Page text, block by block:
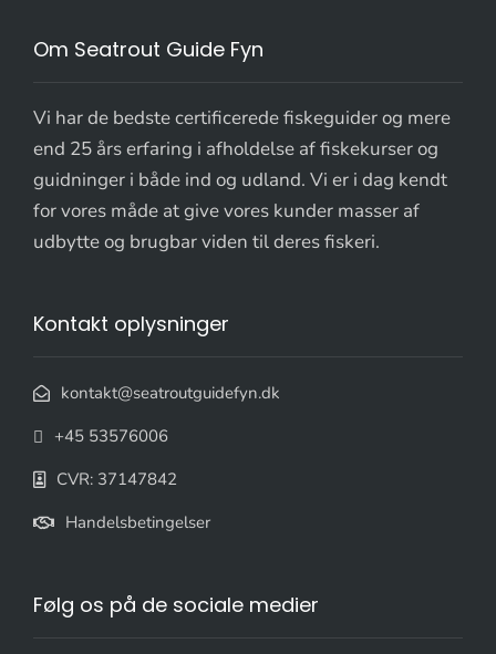
Om Seatrout Guide Fyn
Vi har de bedste certificerede fiskeguider og mere
end 25 års erfaring i afholdelse af fiskekurser og
guidninger i både ind og udland. Vi er i dag kendt
for vores måde at give vores kunder masser af
udbytte og brugbar viden til deres fiskeri.
Kontakt oplysninger
kontakt@seatroutguidefyn.dk
+45 53576006
CVR: 37147842
Handelsbetingelser
Følg os på de sociale medier